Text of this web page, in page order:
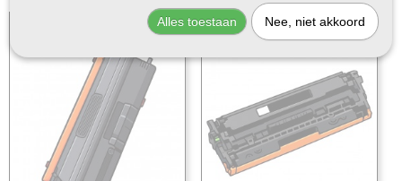
Alles toestaan Nee, niet akkoord